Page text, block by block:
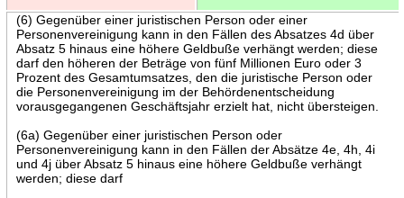
(6) Gegenüber einer juristischen Person oder einer
Personenvereinigung kann in den Fällen des Absatzes 4d über
Absatz 5 hinaus eine höhere Geldbuße verhängt werden; diese
darf den höheren der Beträge von fünf Millionen Euro oder 3
Prozent des Gesamtumsatzes, den die juristische Person oder
die Personenvereinigung im der Behördenentscheidung
vorausgegangenen Geschäftsjahr erzielt hat, nicht übersteigen.
(6a) Gegenüber einer juristischen Person oder
Personenvereinigung kann in den Fällen der Absätze 4e, 4h, 4i
und 4j über Absatz 5 hinaus eine höhere Geldbuße verhängt
werden; diese darf